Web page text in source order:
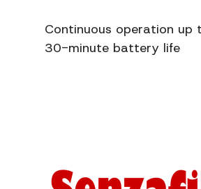
Continuous operation up
30-minute battery life